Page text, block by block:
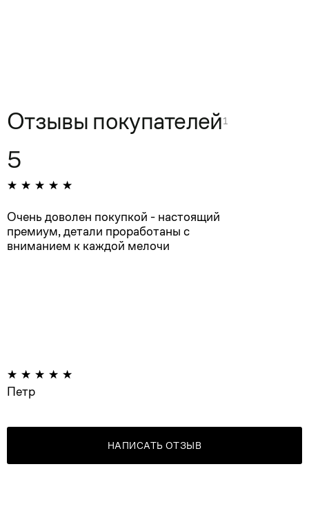
Отзывы покупателей1
5
Очень доволен покупкой - настоящий
премиум, детали проработаны с
вниманием к каждой мелочи
Петр
НАПИСАТЬ ОТЗЫВ